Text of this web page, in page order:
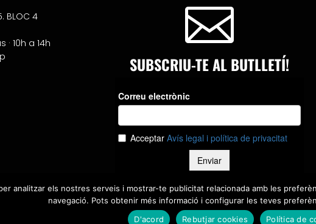
BLOC 4
10h a 14h

SUBSCRIU-TE AL BUTLLETÍ!
analitzar els nostres serveis i mostrar-te publicitat relacionada amb les
navegació. Pots obtenir més informació i configurar les teves
D'acord
Rebutjar cookies Política de